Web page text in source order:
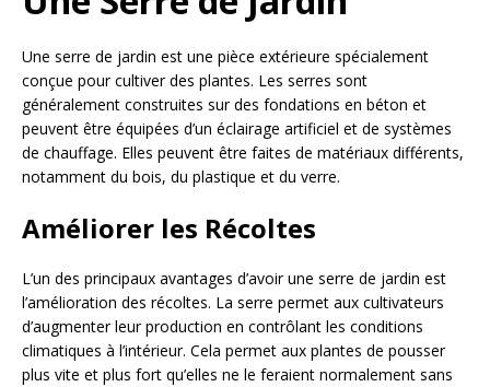
Une serre de jardin est une pièce extérieure spécialement
conçue pour cultiver des plantes. Les serres sont
généralement construites sur des fondations en béton et
peuvent être équipées d’un éclairage artificiel et de systèmes
de chauffage. Elles peuvent être faites de matériaux différents,
notamment du bois, du plastique et du verre.
Améliorer les Récoltes
L’un des principaux avantages d’avoir une serre de jardin est
l’amélioration des récoltes. La serre permet aux cultivateurs
d’augmenter leur production en contrôlant les conditions
climatiques à l’intérieur. Cela permet aux plantes de pousser
plus vite et plus fort qu’elles ne le feraient normalement sans